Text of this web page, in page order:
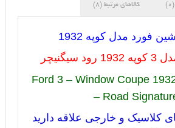
کالاهای مرتبط (8)
فورد مدل کوپه 1932
سیگنیچر
Ford 3 – Window Coupe
– Road
کلاسیک و خارجی علاقه دارید